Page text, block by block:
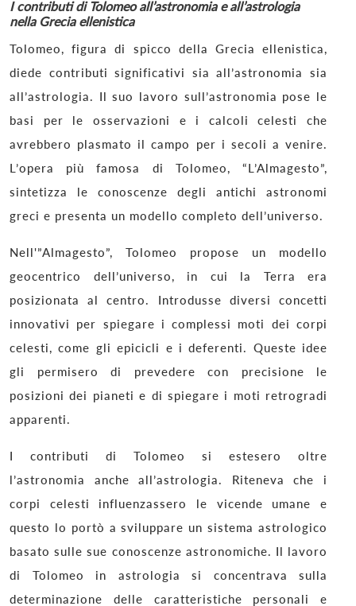
I contributi di Tolomeo all’astronomia e all’astrologia
nella Grecia ellenistica
Tolomeo, figura di spicco della Grecia ellenistica,
diede contributi significativi sia all’astronomia sia
all’astrologia. Il suo lavoro sull’astronomia pose le
basi per le osservazioni e i calcoli celesti che
avrebbero plasmato il campo per i secoli a venire.
L’opera più famosa di Tolomeo, “L’Almagesto”,
sintetizza le conoscenze degli antichi astronomi
greci e presenta un modello completo dell’universo.
Nell'”Almagesto”, Tolomeo propose un modello
geocentrico dell’universo, in cui la Terra era
posizionata al centro. Introdusse diversi concetti
innovativi per spiegare i complessi moti dei corpi
celesti, come gli epicicli e i deferenti. Queste idee
gli permisero di prevedere con precisione le
posizioni dei pianeti e di spiegare i moti retrogradi
apparenti.
I contributi di Tolomeo si estesero oltre
l’astronomia anche all’astrologia. Riteneva che i
corpi celesti influenzassero le vicende umane e
questo lo portò a sviluppare un sistema astrologico
basato sulle sue conoscenze astronomiche. Il lavoro
di Tolomeo in astrologia si concentrava sulla
determinazione delle caratteristiche personali e